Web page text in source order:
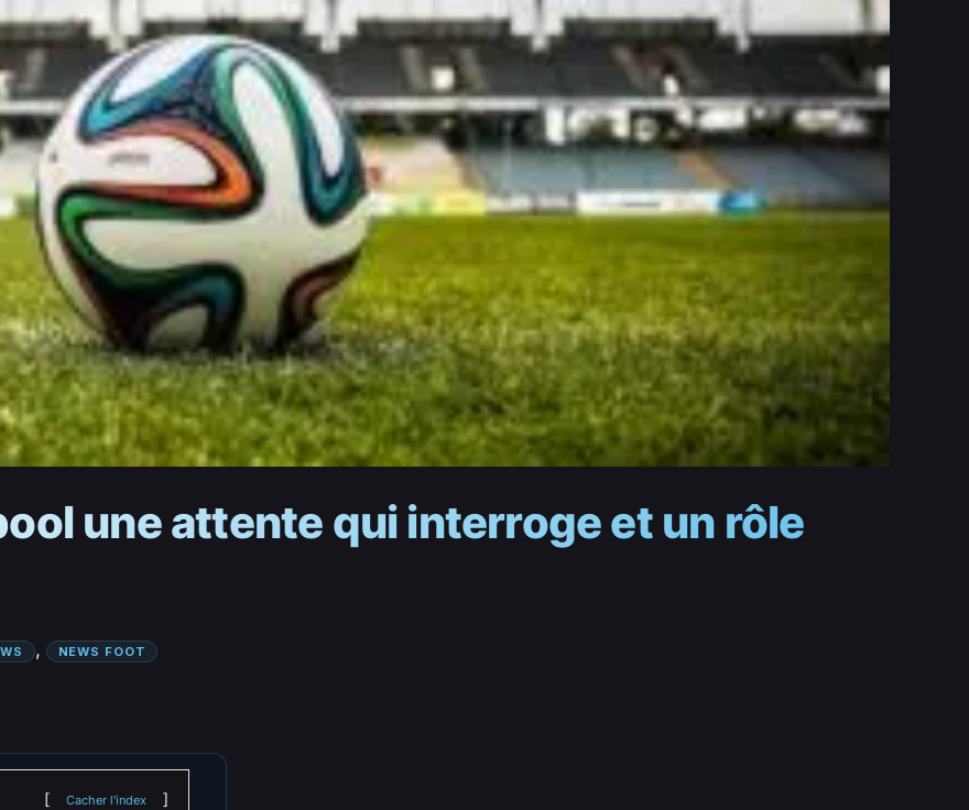
une attente qui interroge et un rôle
, NEWS FOOT
Cacher l'index